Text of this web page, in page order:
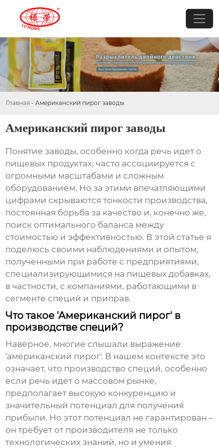
Главная - Американский пирог заводы
Американский пирог заводы
Понятиезаводы, особенно когда речь идет о
пищевых продуктах, часто ассоциируется с
огромными масштабами и сложным
оборудованием. Но за этими впечатляющими
цифрами скрываются тонкости производства,
постоянная борьба за качество и, конечно же,
поиск оптимального баланса между
стоимостью и эффективностью. В этой статье я
поделюсь своими наблюдениями и опытом,
полученными при работе с предприятиями,
специализирующимися на пищевых добавках,
в частности, с компаниями, работающими в
сегменте специй и приправ.
Что такое 'Американский пирог' в
производстве специй?
Наверное, многие слышали выражение
'американский пирог'. В нашем контексте это
означает, что производство специй, особенно
если речь идет о массовом рынке,
предполагает высокую конкуренцию и
значительный потенциал для получения
прибыли. Но этот потенциал не гарантирован –
он требует от производителя не только
технологических знаний, но и умения